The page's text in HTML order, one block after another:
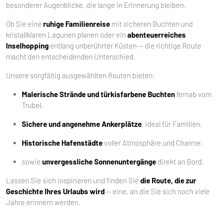
besonderer Augenblicke, die lange in Erinnerung bleiben.
Ob Sie eine ruhige Familienreise mit sicheren Buchten und
kristallklaren Lagunen planen oder ein abenteuerreiches
Inselhopping entlang unberührter Küsten — die richtige Route
macht den entscheidenden Unterschied.
Unsere sorgfältig ausgewählten Routen bieten:
Malerische Strände und türkisfarbene Buchtenfernab vom
Trubel,
Sichere und angenehme Ankerplätze, ideal für Familien,
Historische Hafenstädtevoller Atmosphäre und Charme,
sowie unvergessliche Sonnenuntergänge direkt an Bord.
Lassen Sie sich inspirieren und finden Sie die Route, die zur
Geschichte Ihres Urlaubs wird— eine, an die Sie sich noch viele
Jahre erinnern werden.